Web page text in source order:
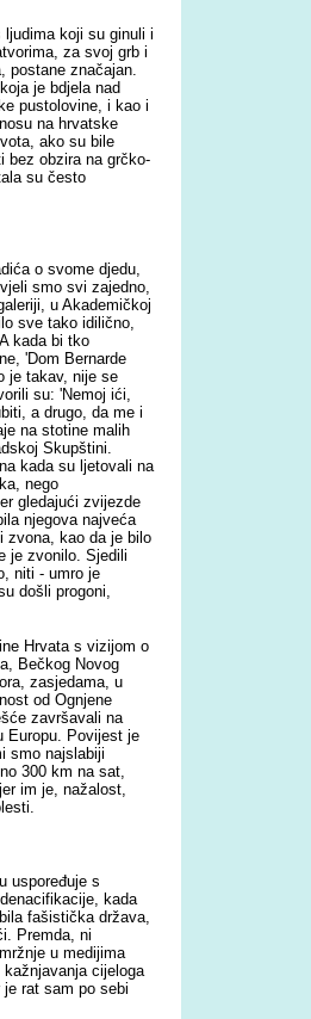
koji su ginuli i
za svoj grb i
postane značajan.
je bdjela nad
pustolovine, i kao i
na hrvatske
ako su bile
bez obzira na grčko-
su često
o svome djedu,
smo svi zajedno,
u Akademičkoj
sve tako idilično,
kada bi tko
'Dom Bernarde
je takav, nije se
su: 'Nemoj ići,
a drugo, da me i
na stotine malih
Skupštini.
kada su ljetovali na
nego
gledajući zvijezde
njegova najveća
zvona, kao da je bilo
je zvonilo. Sjedili
niti - umro je
došli progoni,
Hrvata s vizijom o
Bečkog Novog
zasjedama, u
od Ognjene
završavali na
Europu. Povijest je
smo najslabiji
300 km na sat,
im je, nažalost,
uspoređuje s
kada
fašistička država,
Premda, ni
u medijima
cijeloga
rat sam po sebi